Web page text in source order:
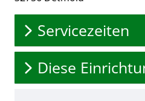
Servicezeiten
Diese